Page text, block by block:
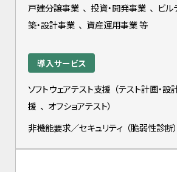
戸建分譲事業 、 投資・開発事業 、 ビル
築・設計事業 、 資産運用事業 等
導入サービス
ソフトウェアテスト支援 （テスト計画・設
援 、 オフショアテスト）
非機能要求／セキュリティ （脆弱性診断）